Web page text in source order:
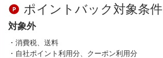
ポイントバック対象条件
対象外
・消費税、送料
・自社ポイント利用分、クーポン利用分